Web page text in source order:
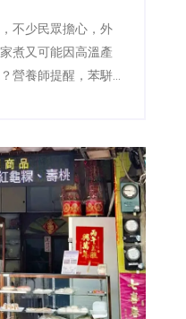
不少民眾擔心，外
煮又可能因高溫產
營養師提醒，苯駢
。真正有效的防
黑食物及改善用油